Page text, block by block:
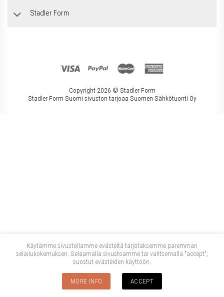
Stadler Form
Copyright 2026 © Stadler Form
Stadler Form Suomi sivuston tarjoaa Suomen Sähkötuonti Oy
Käytämme sivustollamme evästeitä tarjotaksemme paremman
selailukokemuksen. Selaamalla sivustoamme tai valitsemalla "accept",
suostut evästeiden käyttöön.
MORE INFO ACCEPT